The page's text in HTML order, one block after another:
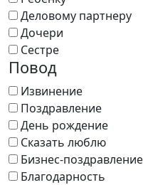
Деловому партнеру
Дочери
Сестре
Повод
Извинение
Поздравление
День рождение
Сказать люблю
Бизнес-поздравление
Благодарность